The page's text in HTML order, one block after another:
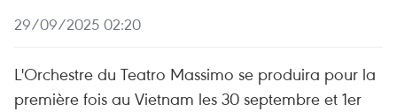
29/09/2025 02:20
L'Orchestre du Teatro Massimo se produira pour la
première fois au Vietnam les 30 septembre et 1er